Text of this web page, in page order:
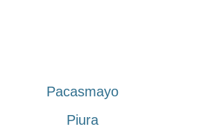
Pacasmayo
Piura